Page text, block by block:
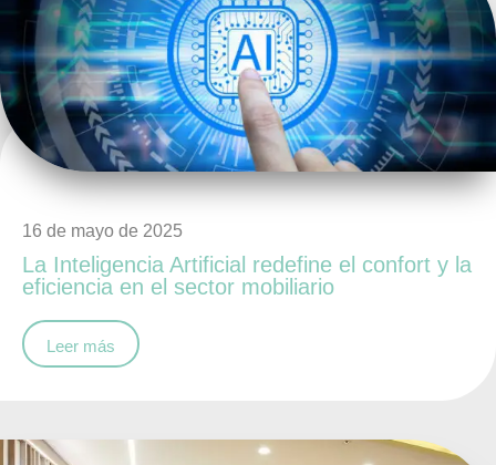
16 de mayo de 2025
La Inteligencia Artificial redefine el confort y la
eficiencia en el sector mobiliario
Leer más